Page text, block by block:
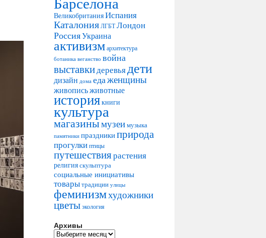
ВеликобританияИспания
Каталония ЛГБТ Лондон
РоссияУкраина
активизм архитектура
ботаника веганство война
выставкидеревьядети
дизайн дома едаженщины
живописьживотные
историякниги
культура
магазинымузеимузыка
памятники праздникиприрода
прогулкиптицы
путешествиярастения
религияскульптура
социальные инициативы
товарытрадиции улицы
феминизмхудожники
цветы экология
Архивы
Архивы